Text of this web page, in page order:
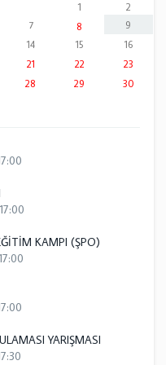
1
2
7 8
9
14 15
16
21 22
23
28 29
30
KAMPI (ŞPO)
YARIŞMASI